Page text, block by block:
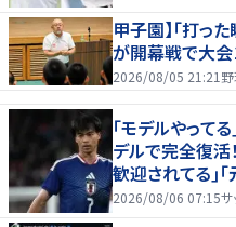
甲子園】「打っ
が開幕戦で大会
2026/08/05 21:21
｢モデルやって
デルで完全復活
歓迎されてる｣
2026/08/06 07:15サ